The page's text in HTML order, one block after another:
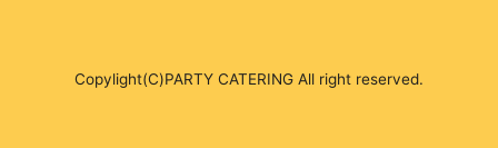
Copylight(C)PARTY CATERING All right reserved.